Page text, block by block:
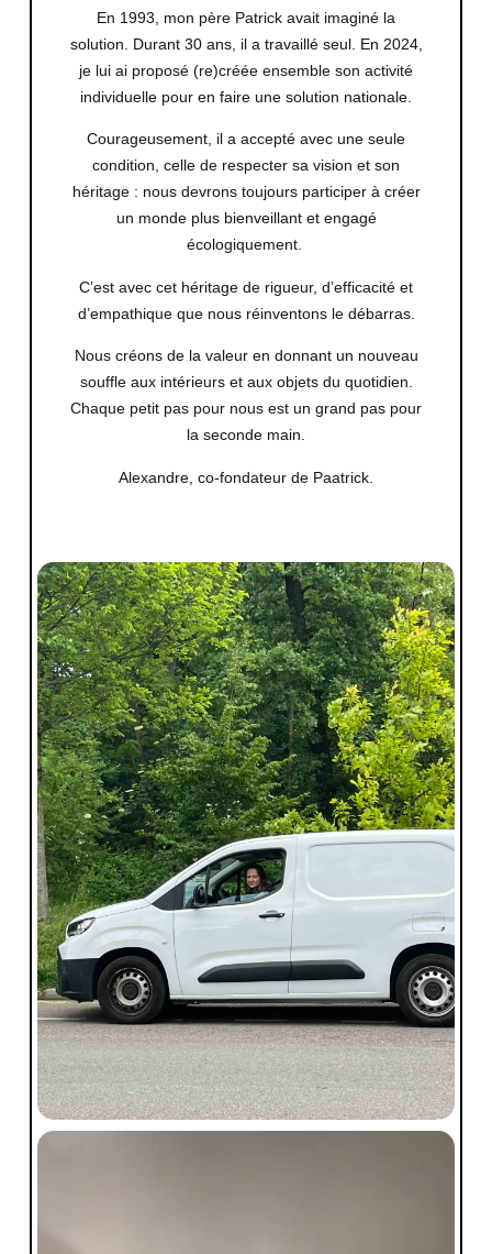
En 1993, mon père Patrick avait imaginé la
solution. Durant 30 ans, il a travaillé seul. En 2024,
je lui ai proposé (re)créée ensemble son activité
individuelle pour en faire une solution nationale.
Courageusement, il a accepté avec une seule
condition, celle de respecter sa vision et son
héritage : nous devrons toujours participer à créer
un monde plus bienveillant et engagé
écologiquement.
C’est avec cet héritage de rigueur, d’efficacité et
d’empathique que nous réinventons le débarras.
Nous créons de la valeur en donnant un nouveau
souffle aux intérieurs et aux objets du quotidien.
Chaque petit pas pour nous est un grand pas pour
la seconde main.
Alexandre, co-fondateur de Paatrick.